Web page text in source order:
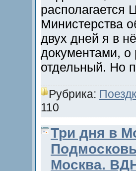
располагается
Министерства
двух дней я в
документами, о
отдельный. Но
Рубрика:
110
Три дня в
Москва.